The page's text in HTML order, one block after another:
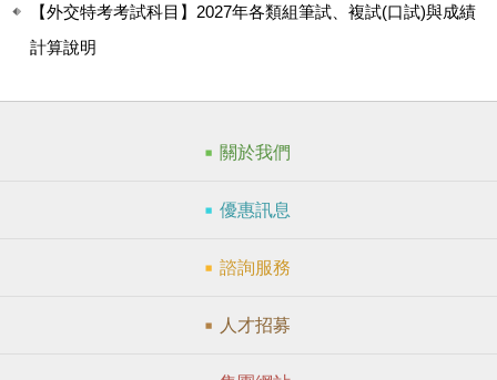
【外交特考考試科目】2027年各類組筆試、複試(口試)與成績
計算說明
關於我們
優惠訊息
諮詢服務
人才招募